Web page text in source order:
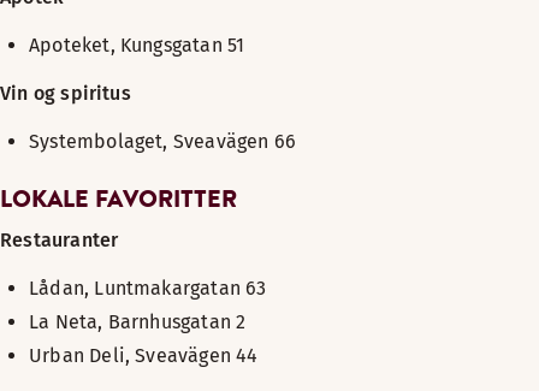
Apoteket, Kungsgatan 51
Vin og spiritus
Systembolaget, Sveavägen 66
LOKALE FAVORITTER
Restauranter
Lådan, Luntmakargatan 63
La Neta, Barnhusgatan 2
Urban Deli, Sveavägen 44